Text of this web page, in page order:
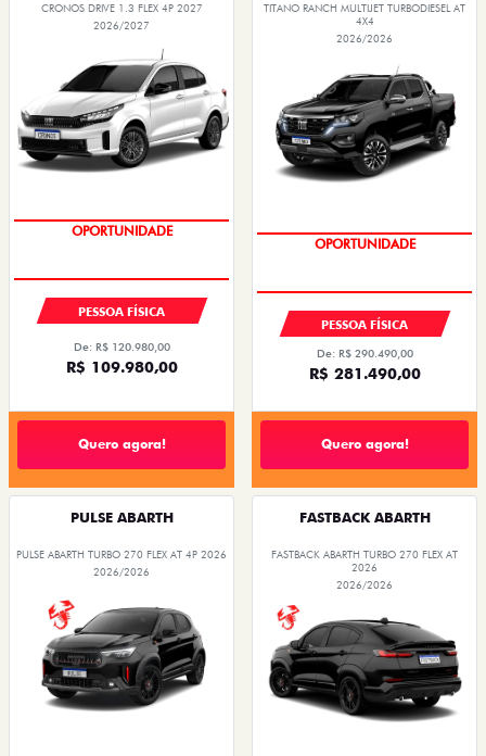
CRONOS DRIVE 1.3 FLEX 4P 2027
2026/2027
OPORTUNIDADE
PESSOA FÍSICA
De: R$ 120.980,00
R$ 109.980,00
Quero agora!
TITANO RANCH MULTIJET TURBODIESEL AT
4X4
2026/2026
CONDIÇÃO IMPERDÍVEL
PESSOA FÍSICA
De: R$ 290.490,00
R$ 281.490,00
Quero agora!
PULSE ABARTH
PULSE ABARTH TURBO 270 FLEX AT 4P 2026
2026/2026
FASTBACK ABARTH
FASTBACK ABARTH TURBO 270 FLEX AT
2026
2026/2026